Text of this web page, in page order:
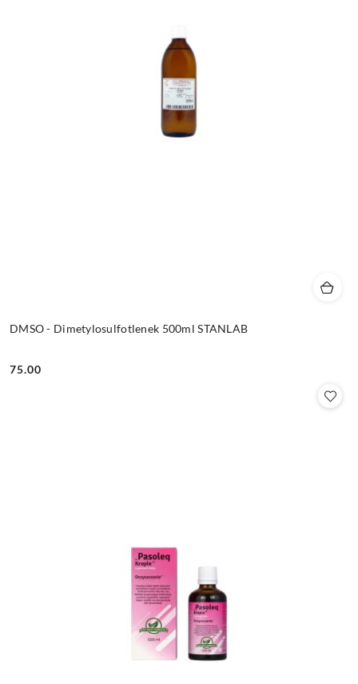
DMSO - Dimetylosulfotlenek 500ml STANLAB
Cena:
75.00